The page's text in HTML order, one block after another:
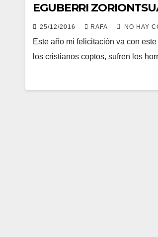
EGUBERRI
25/12/2016 RAFA NO HAY
Este año mi felicitación va con
los cristianos coptos, sufren los